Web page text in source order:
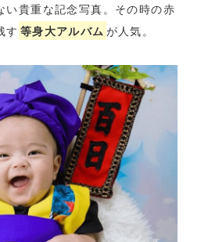
貴重な記念写真。 その時の赤
す 等身大アルバム が人気。